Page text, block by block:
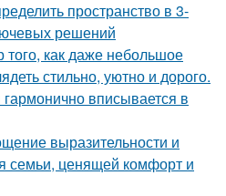
пространство в 3-
решений
того, как даже небольшое
стильно, уютно и дорого.
вписывается в
выразительности и
семьи, ценящей комфорт и